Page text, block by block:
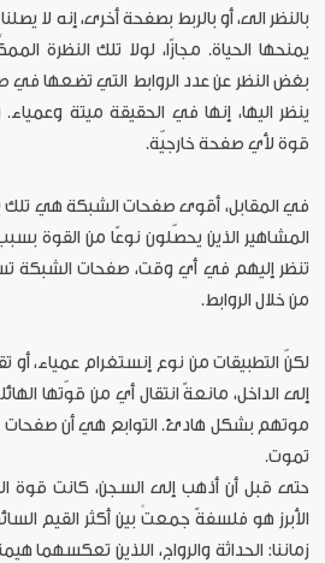
بالنظر الى، أو بالربط بصفحة أخرى، إنه لا
يمنحها الحياة. مجازًا، لولا تلك النظرة
بغض النظر عن عدد الروابط التي تضعها في
ينظر اليها، إنها في الحقيقة ميتة
قوة لأي صفحة خارجيّة.
في المقابل، أقوى صفحات الشبكة هي تلك
المشاهير الذين يحصّلون نوعًا من القوة
تنظر إليهم في أي وقت، صفحات الشبكة
من خلال الروابط.
لكنّ التطبيقات من نوع إنستغرام عمياء، أو
إلى الداخل، مانعةً انتقال أي من قوّتها
موتهم بشكل هادئ. التوابع هي أن صفحات
تموت.
حتى قبل أن أذهب إلى السجن، كانت قوة
الأبرز هو فلسفةً جمعتْ بين أكثر القيم
زماننا: الحداثة والرواج، اللذين تعكسهما